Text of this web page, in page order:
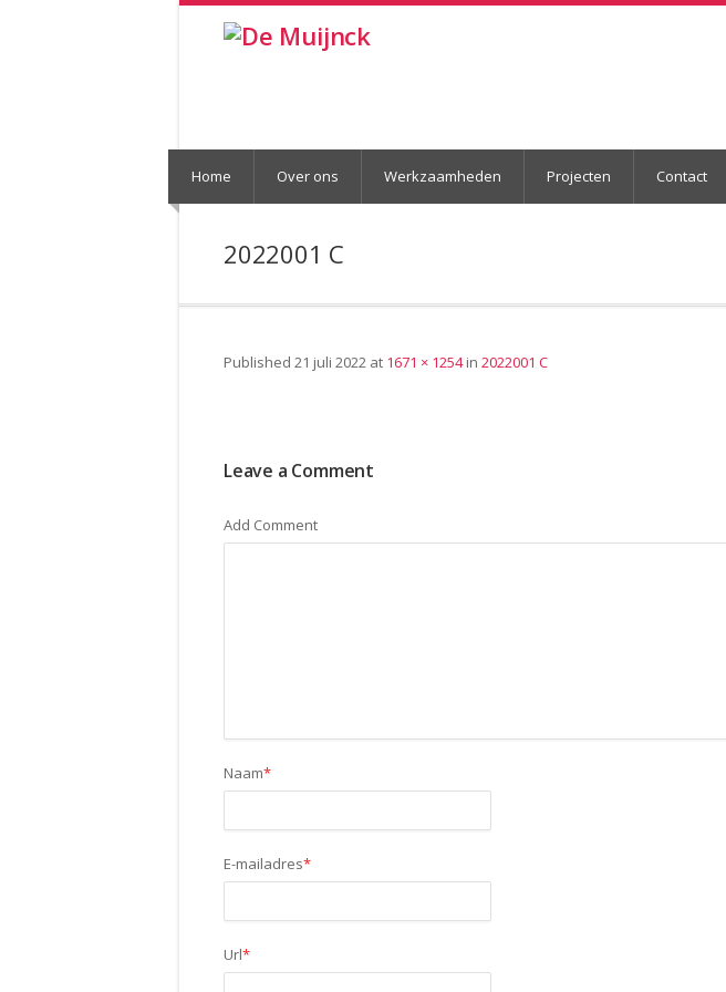
Home Over ons Werkzaamheden Projecten Contact
2022001 C
Published 21 juli 2022 at 1671 × 1254in 2022001 C
Leave a Comment
Add Comment
Naam*
E-mailadres*
Url*